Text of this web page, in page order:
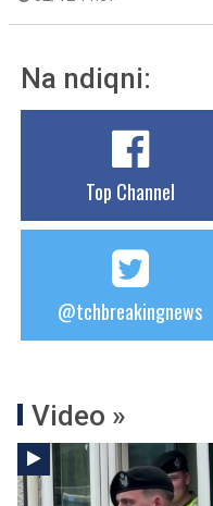
Na ndiqni:
Top Channel
@tchbreakingnews
Video »